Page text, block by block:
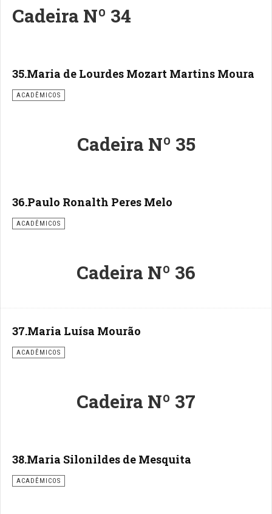
Cadeira Nº 34
35.Maria de Lourdes Mozart Martins Moura
ACADÊMICOS
Cadeira Nº 35
36.Paulo Ronalth Peres Melo
ACADÊMICOS
Cadeira Nº 36
37.Maria Luísa Mourão
ACADÊMICOS
Cadeira Nº 37
38.Maria Silonildes de Mesquita
ACADÊMICOS